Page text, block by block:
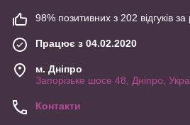
98% позитивних з 202 відгуків за
Працює з 04.02.2020
м. Дніпро
Запорізьке шосе 48, Дніпро,
Контакти